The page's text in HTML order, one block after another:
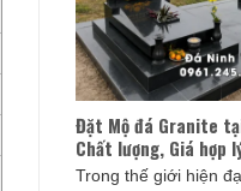
Đặt Mộ đá Granite
Chất lượng, Giá hợp
Trong thế giới hiện